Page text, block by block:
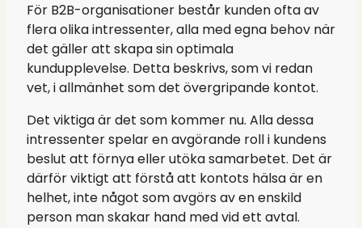
För B2B-organisationer består kunden ofta av
flera olika intressenter, alla med egna behov när
det gäller att skapa sin optimala
kundupplevelse. Detta beskrivs, som vi redan
vet, i allmänhet som det övergripande kontot.
Det viktiga är det som kommer nu. Alla dessa
intressenter spelar en avgörande roll i kundens
beslut att förnya eller utöka samarbetet. Det är
därför viktigt att förstå att kontots hälsa är en
helhet, inte något som avgörs av en enskild
person man skakar hand med vid ett avtal.